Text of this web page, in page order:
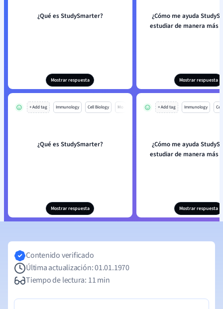
¿Qué es StudySmarter?
Mostrar respuesta
¿Cómo me ayuda
estudiar de manera más
Mostrar respuesta
+ Add tag Immunology Cell Biology Mo
¿Qué es StudySmarter?
Mostrar respuesta
+ Add tag Immunology
¿Cómo me ayuda
estudiar de manera más
Mostrar respuesta
Contenido verificado
Última actualización: 01.01.1970
Tiempo de lectura: 11 min